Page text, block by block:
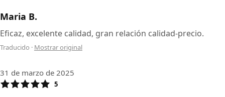
Maria B.
Eficaz, excelente calidad, gran relación calidad-precio.
Traducido · Mostrar original
31 de marzo de 2025
5